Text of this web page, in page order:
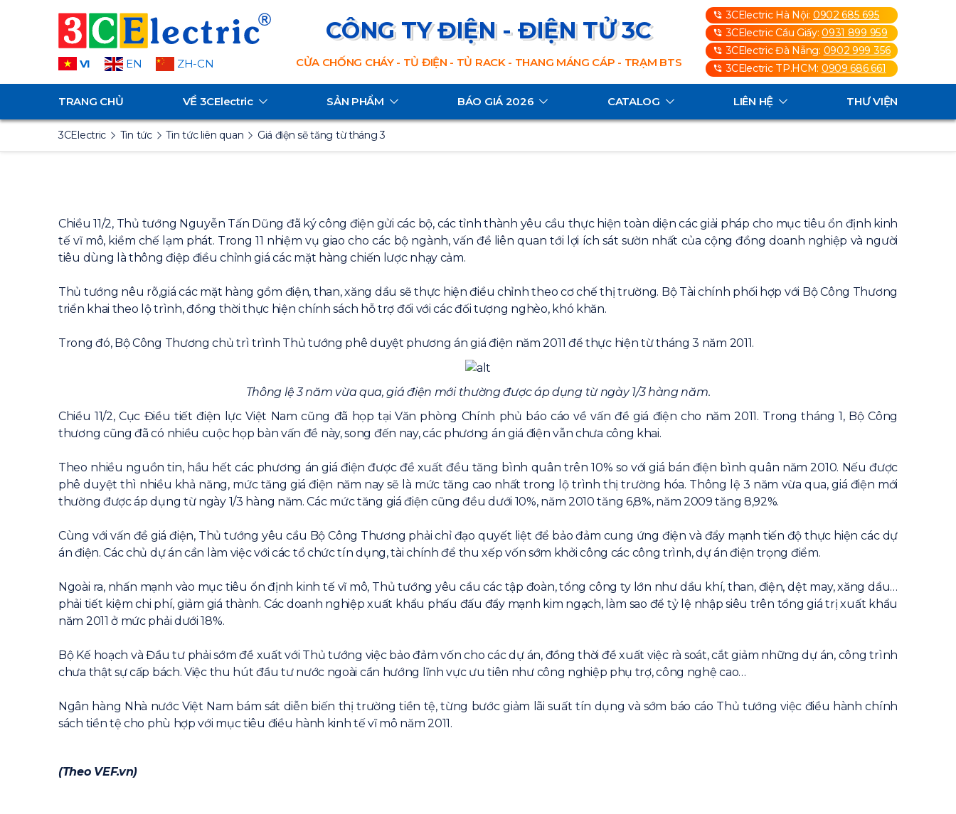
VI EN ZH-CN
CÔNG TY ĐIỆN - ĐIỆN TỬ 3C
CỬA CHỐNG CHÁY - TỦ ĐIỆN - TỦ RACK - THANG MÁNG CÁP - TRẠM BTS
3CElectric Hà Nội: 0902 685 695
3CElectric Cầu Giấy:0931 899 959
3CElectric Đà Nẵng: 0902 999 356
3CElectric TP.HCM: 0909 686 661
TRANG CHỦ VỀ 3CElectric SẢN PHẨM BÁO GIÁ 2026 CATALOG LIÊN HỆ THƯ VIỆN
3CElectric Tin tức Tin tức liên quan Giá điện sẽ tăng từ tháng 3
Chiều 11/2, Thủ tướng Nguyễn Tấn Dũng đã ký công điện gửi các bộ, các tỉnh thành yêu cầu thực hiện toàn diện các giải pháp cho mục tiêu ổn định kinh
tế vĩ mô, kiềm chế lạm phát. Trong 11 nhiệm vụ giao cho các bộ ngành, vấn đề liên quan tới lợi ích sát sườn nhất của cộng đồng doanh nghiệp và người
tiêu dùng là thông điệp điều chỉnh giá các mặt hàng chiến lược nhạy cảm.
Thủ tướng nêu rõ,giá các mặt hàng gồm điện, than, xăng dầu sẽ thực hiện điều chỉnh theo cơ chế thị trường. Bộ Tài chính phối hợp với Bộ Công Thương
triển khai theo lộ trình, đồng thời thực hiện chính sách hỗ trợ đối với các đối tượng nghèo, khó khăn.
Trong đó, Bộ Công Thương chủ trì trình Thủ tướng phê duyệt phương án giá điện năm 2011 để thực hiện từ tháng 3 năm 2011.
Thông lệ 3 năm vừa qua, giá điện mới thường được áp dụng từ ngày 1/3 hàng năm.
Chiều 11/2, Cục Điều tiết điện lực Việt Nam cũng đã họp tại Văn phòng Chính phủ báo cáo về vấn đề giá điện cho năm 2011. Trong tháng 1, Bộ Công
thương cũng đã có nhiều cuộc họp bàn vấn đề này, song đến nay, các phương án giá điện vẫn chưa công khai.
Theo nhiều nguồn tin, hầu hết các phương án giá điện được đề xuất đều tăng bình quân trên 10% so với giá bán điện bình quân năm 2010. Nếu được
phê duyệt thì nhiều khả năng, mức tăng giá điện năm nay sẽ là mức tăng cao nhất trong lộ trình thị trường hóa. Thông lệ 3 năm vừa qua, giá điện mới
thường được áp dụng từ ngày 1/3 hàng năm. Các mức tăng giá điện cũng đều dưới 10%, năm 2010 tăng 6,8%, năm 2009 tăng 8,92%.
Cùng với vấn đề giá điện, Thủ tướng yêu cầu Bộ Công Thương phải chỉ đạo quyết liệt để bảo đảm cung ứng điện và đẩy mạnh tiến độ thực hiện các dự
án điện. Các chủ dự án cần làm việc với các tổ chức tín dụng, tài chính để thu xếp vốn sớm khởi công các công trình, dự án điện trọng điểm.
Ngoài ra, nhấn mạnh vào mục tiêu ổn định kinh tế vĩ mô, Thủ tướng yêu cầu các tập đoàn, tổng công ty lớn như dầu khí, than, điện, dệt may, xăng dầu…
phải tiết kiệm chi phí, giảm giá thành. Các doanh nghiệp xuất khẩu phấu đấu đẩy mạnh kim ngạch, làm sao để tỷ lệ nhập siêu trên tổng giá trị xuất khẩu
năm 2011 ở mức phải dưới 18%.
Bộ Kế hoạch và Đầu tư phải sớm đề xuất với Thủ tướng việc bảo đảm vốn cho các dự án, đồng thời đề xuất việc rà soát, cắt giảm những dự án, công trình
chưa thật sự cấp bách. Việc thu hút đầu tư nước ngoài cần hướng lĩnh vực ưu tiên như công nghiệp phụ trợ, công nghệ cao…
Ngân hàng Nhà nước Việt Nam bám sát diễn biến thị trường tiền tệ, từng bước giảm lãi suất tín dụng và sớm báo cáo Thủ tướng việc điều hành chính
sách tiền tệ cho phù hợp với mục tiêu điều hành kinh tế vĩ mô năm 2011.
(Theo VEF.vn)